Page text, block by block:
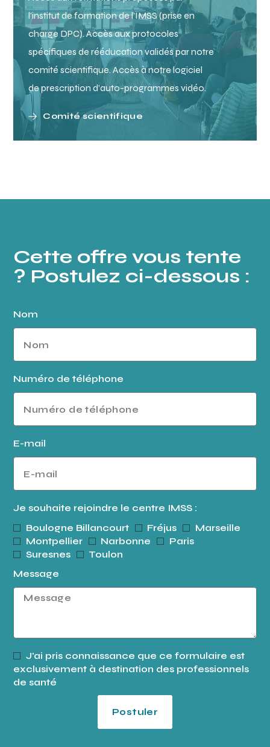
l’institut de formation de l’IMSS (prise en
charge DPC). Accès aux protocoles
spécifiques de rééducation validés par notre
comité scientifique. Accès à notre logiciel
de prescription d’auto-programmes vidéo.
Comité scientifique
Cette offre vous tente
? Postulez ci-dessous :
Nom
Numéro de téléphone
E-mail
Je souhaite rejoindre le centre IMSS :
Boulogne Billancourt
Fréjus
Marseille
Montpellier
Narbonne
Paris
Suresnes
Toulon
Message
J'ai pris connaissance que ce formulaire est
exclusivement à destination des professionnels
de santé
Postuler